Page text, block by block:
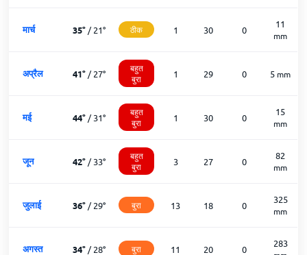
मार्च 35°/21° ठीक 1 30 0
11
mm
अप्रैल 41°/27°
बहुत
बुरा
1 29 0 5 mm
मई 44°/31°
बहुत
बुरा
1 30 0
15
mm
जून 42°/33°
बहुत
बुरा
3 27 0
82
mm
जुलाई 36°/29° बुरा 13 18 0
325
mm
अगस्त 34°/28° बुरा 11 20 0
283